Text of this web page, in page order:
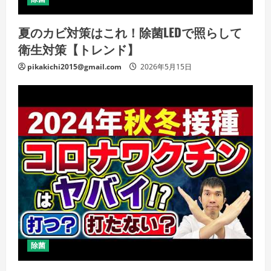
夏のカビ対策はこれ！除菌LEDで照らして
衛生対策【トレンド】
pikakichi2015@gmail.com 2026年5月15日
除菌